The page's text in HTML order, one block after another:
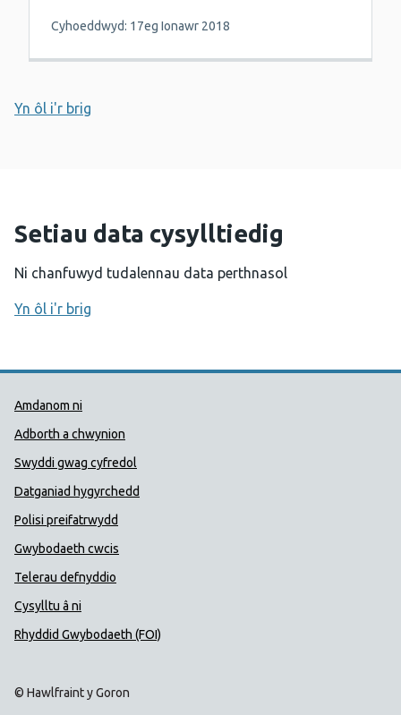
Cyhoeddwyd: 17eg Ionawr 2018
Yn ôl i'r brig
Setiau data cysylltiedig
Ni chanfuwyd tudalennau data perthnasol
Yn ôl i'r brig
Dolenni Cymorth Iechyd
Amdanom ni
Adborth a chwynion
Swyddi gwag cyfredol
Datganiad hygyrchedd
Polisi preifatrwydd
Gwybodaeth cwcis
Telerau defnyddio
Cysylltu â ni
Rhyddid Gwybodaeth (FOI)
© Hawlfraint y Goron